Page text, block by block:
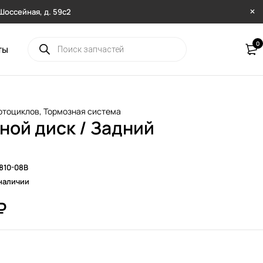
д. 59с2
0
,Тормозная система
диск / Задний
08B